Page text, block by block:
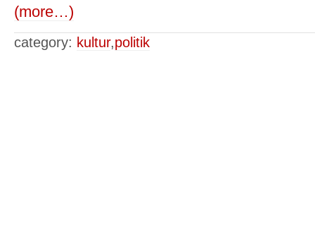
(more…)
category: kultur,politik